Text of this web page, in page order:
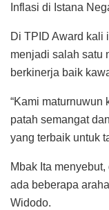
Inflasi di Istana
Di TPID Award kali
menjadi salah satu
berkinerja baik
“Kami maturnuwun
patah semangat
yang terbaik untuk
Mbak Ita
ada beberapa
Widodo.